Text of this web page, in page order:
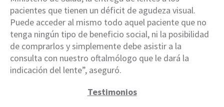
pacientes que tienen un déficit de agudeza visual.
Puede acceder al mismo todo aquel paciente que no
tenga ningún tipo de beneficio social, ni la posibilidad
de comprarlos y simplemente debe asistir a la
consulta con nuestro oftalmólogo que le dará la
indicación del lente”, aseguró.
Testimonios